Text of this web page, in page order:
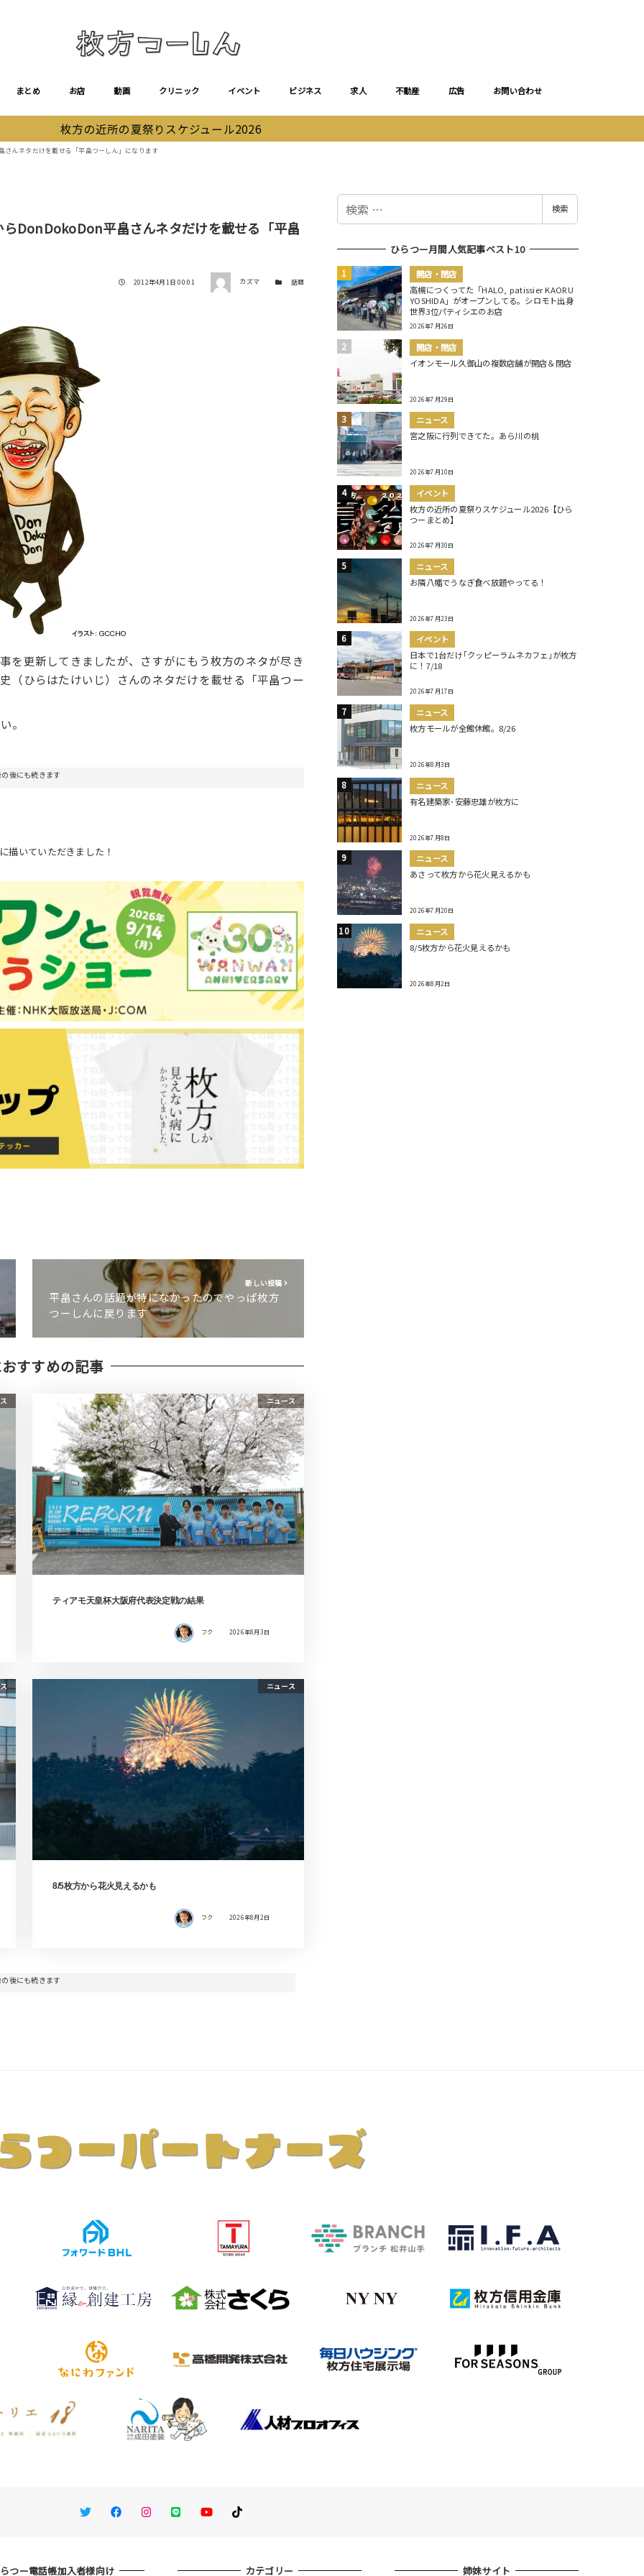
まとめ お店 動画 クリニック イベント ビジネス 求人 不動産 広告 お問い合わせ
枚方の近所の夏祭りスケジュール2026
んネタだけを載せる「平畠つーしん」になります
DonDokoDon平畠さんネタだけを載せる「平畠
投稿日
2012年4月1日 00:01 著者 カズマ カテゴリー
話題
を更新してきましたが、さすがにもう枚方のネタが尽き
（ひらはたけいじ）さんのネタだけを載せる「平畠つー
。
後にも続きます
描いていただきました！
新しい投稿
平畠さんの話題が特になかったのでやっぱ枚方
つーしんに戻ります
すすめの記事
ニュース
ティアモ天皇杯大阪府代表決定戦の結果
フク 2026年8月3日
ニュース
8/5枚方から花火見えるかも
フク 2026年8月2日
後にも続きます
検
検索
ひらつー月間人気記事ベスト10
開店・閉店
高槻につくってた「HALO, patissier KAORU
YOSHIDA」がオープンしてる。シロモト出身
世界3位パティシエのお店
2026年7月26日
開店・閉店
イオンモール久御山の複数店舗が開店＆閉店
2026年7月29日
ニュース
宮之阪に行列できてた。あら川の桃
2026年7月10日
イベント
枚方の近所の夏祭りスケジュール2026【ひら
つーまとめ】
2026年7月30日
ニュース
お隣八幡でうなぎ食べ放題やってる！
2026年7月23日
イベント
日本で1台だけ｢クッピーラムネカフェ｣が枚方
に！7/18
2026年7月17日
ニュース
枚方モールが全館休館。8/26
2026年8月3日
ニュース
有名建築家･安藤忠雄が枚方に
2026年7月8日
ニュース
あさって枚方から花火見えるかも
2026年7月20日
ニュース
8/5枚方から花火見えるかも
2026年8月2日
TwitterFacebookInstagram
LINE You TubeTikTok
つー電話帳加入者様向け カテゴリー 姉妹サイト